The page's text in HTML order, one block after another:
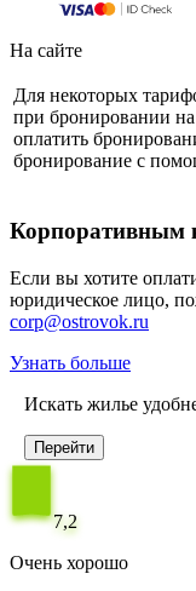
На сайте
Для некоторых
при бронировании
оплатить
бронирование с
Корпоративным
Если вы хотите
юридическое лицо,
corp@ostrovok.ru
Узнать больше
Искать жилье
Перейти
7,2
Очень хорошо